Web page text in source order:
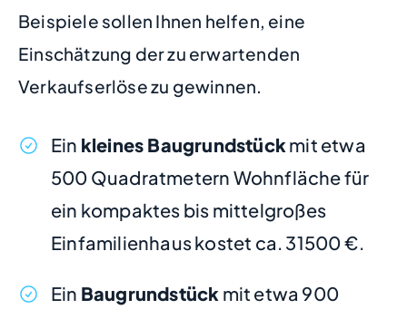
Beispiele sollen Ihnen helfen, eine
Einschätzung der zu erwartenden
Verkaufserlöse zu gewinnen.
Ein kleines Baugrundstückmit etwa
500 Quadratmetern Wohnfläche für
ein kompaktes bis mittelgroßes
Einfamilienhaus kostet ca. 31500 €.
Ein Baugrundstück mit etwa 900